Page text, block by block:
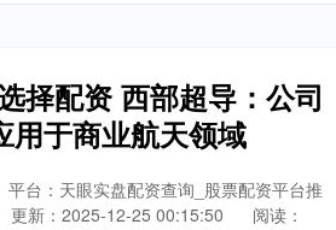
择配资 西部超导：公司
用于商业航天领域
平台：天眼实盘配资查询_股票配资平台推
更新：2025-12-25 00:15:50
阅读：